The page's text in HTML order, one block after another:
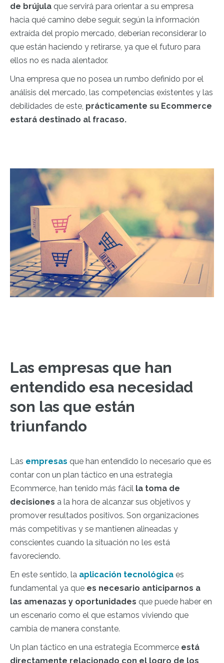
de brújula que servirá para orientar a su empresa
hacia qué camino debe seguir, según la información
extraída del propio mercado, deberían reconsiderar lo
que están haciendo y retirarse, ya que el futuro para
ellos no es nada alentador.
Una empresa que no posea un rumbo definido por el
análisis del mercado, las competencias existentes y las
debilidades de este, prácticamente su Ecommerce
estará destinado al fracaso.
Las empresas que han
entendido esa necesidad
son las que están
triunfando
Las empresas que han entendido lo necesario que es
contar con un plan táctico en una estrategia
Ecommerce, han tenido más fácil la toma de
decisiones a la hora de alcanzar sus objetivos y
promover resultados positivos. Son organizaciones
más competitivas y se mantienen alineadas y
conscientes cuando la situación no les está
favoreciendo.
En este sentido, la aplicación tecnológica es
fundamental ya que es necesario anticiparnos a
las amenazas y oportunidades que puede haber en
un escenario como el que estamos viviendo que
cambia de manera constante.
Un plan táctico en una estrategia Ecommerce está
directamente relacionado con el logro de los